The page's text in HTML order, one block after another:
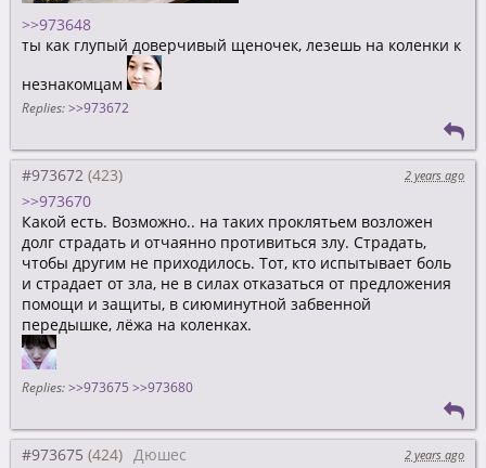
>>973648
ты как глупый доверчивый щеночек, лезешь на коленки к
незнакомцам
Replies: >>973672
#973672 2 years ago
>>973670
Какой есть. Возможно.. на таких проклятьем возложен
долг страдать и отчаянно противиться злу. Страдать,
чтобы другим не приходилось. Тот, кто испытывает боль
и страдает от зла, не в силах отказаться от предложения
помощи и защиты, в сиюминутной забвенной
передышке, лёжа на коленках.
Replies: >>973675 >>973680
#973675 Дюшес
2 years ago